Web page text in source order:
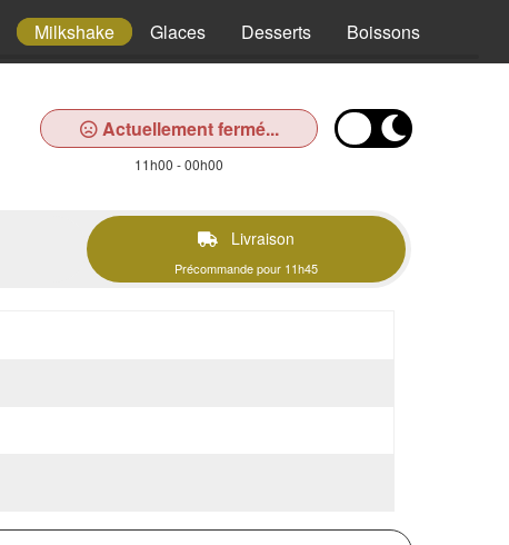
Milkshake Glaces Desserts Boissons
Actuellement fermé...
11h00 - 00h00
Livraison
Précommande pour 11h45